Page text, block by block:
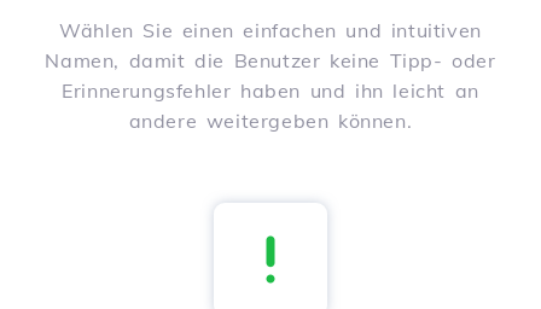
Wählen Sie einen einfachen und intuitiven
Namen, damit die Benutzer keine Tipp- oder
Erinnerungsfehler haben und ihn leicht an
andere weitergeben können.